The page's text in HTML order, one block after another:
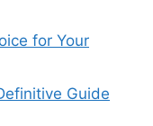
for Your
Guide